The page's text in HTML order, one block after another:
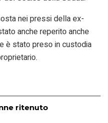
nei pressi della ex-
anche reperito anche
è stato preso in custodia
ritenuto